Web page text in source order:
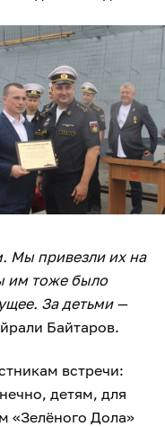
Мы привезли их на
им тоже было
За детьми —
Байтаров.
встречи:
детям, для
«Зелёного Дола»